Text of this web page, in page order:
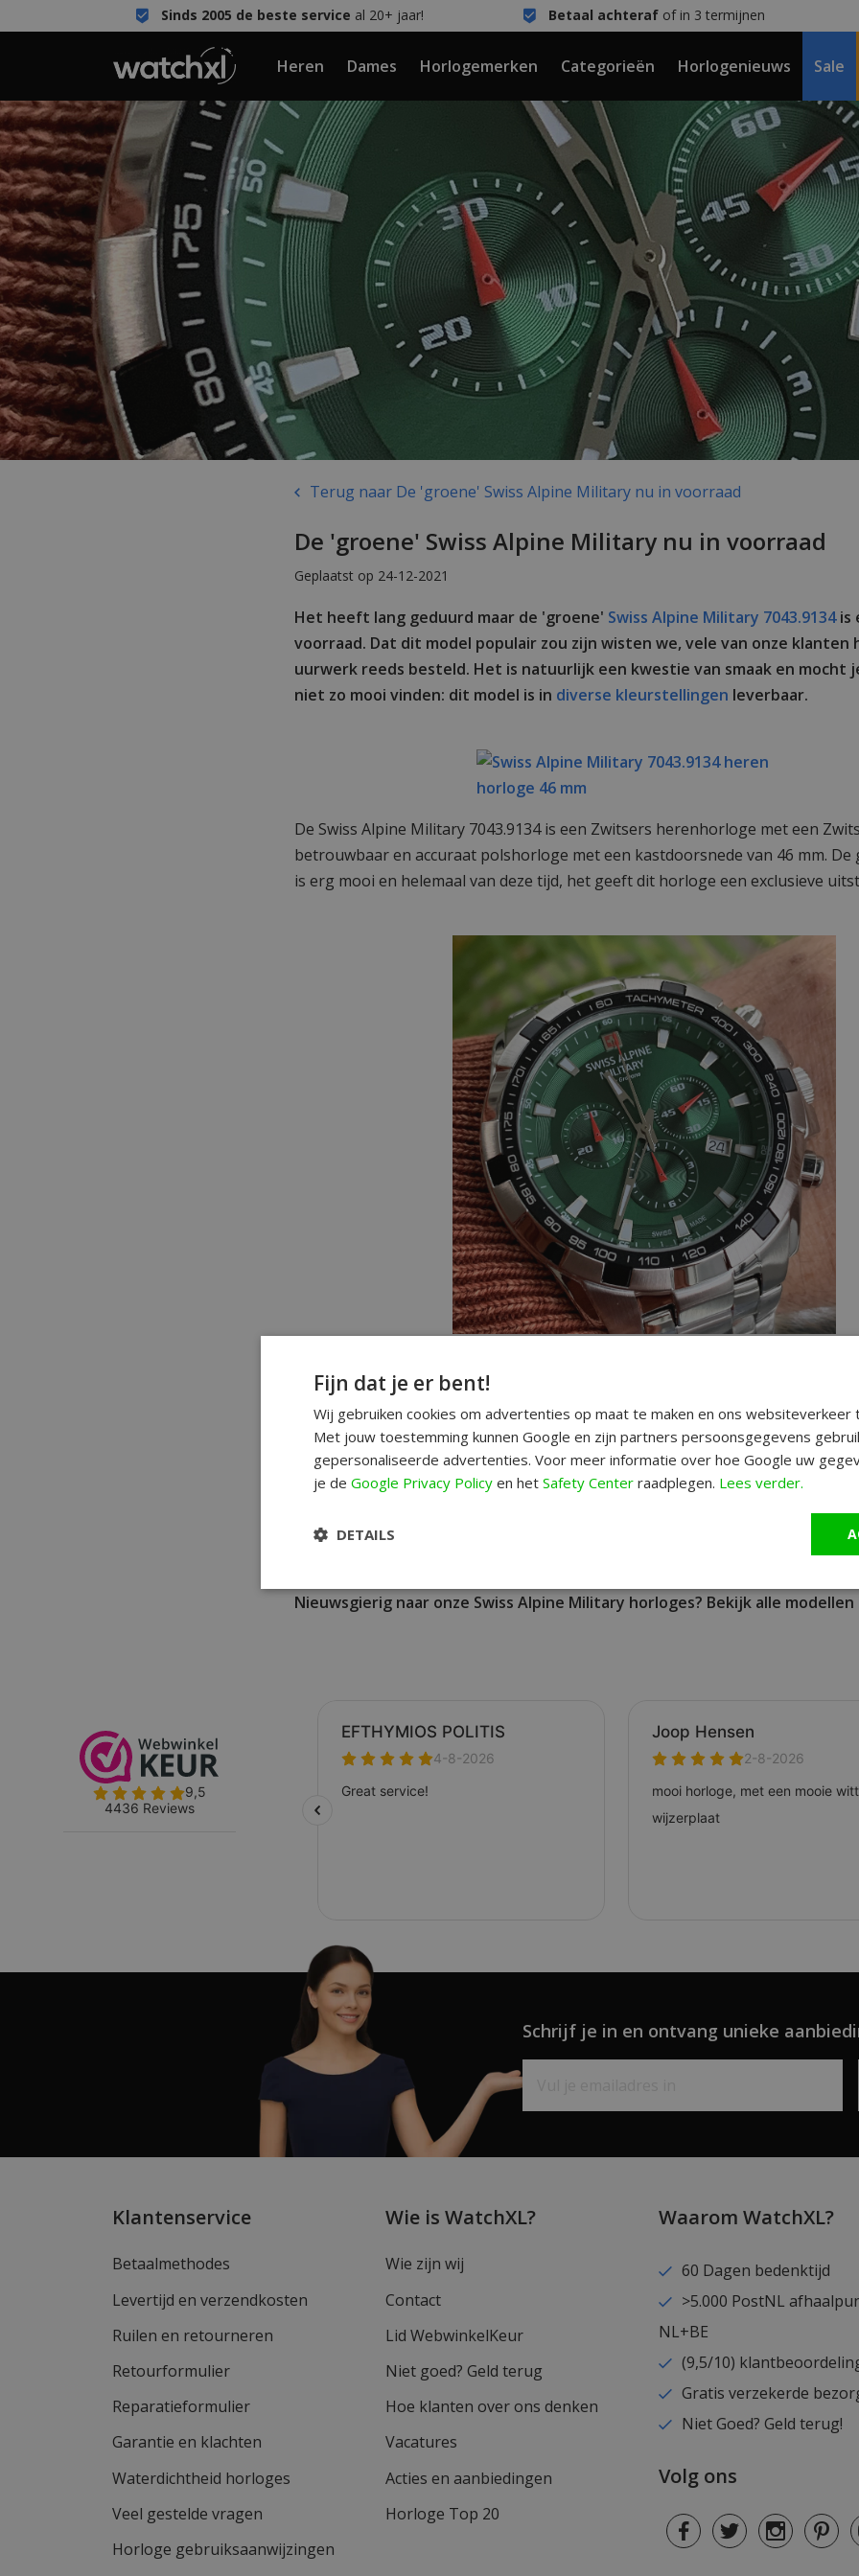
Sinds 2005 de beste service al 20+ jaar! Betaal achterafof in 3 termijnen
Heren Dames Horlogemerken Categorieën Horlogenieuws Sale
Terug naar De 'groene' Swiss Alpine Military nu in voorraad
De 'groene' Swiss Alpine Military nu in voorraad
Geplaatst op 24-12-2021
Het heeft lang geduurd maar de 'groene' Swiss Alpine Military 7043.9134is
voorraad. Dat dit model populair zou zijn wisten we, vele van onze klanten
uurwerk reeds besteld. Het is natuurlijk een kwestie van smaak en mocht
niet zo mooi vinden: dit model is in diverse kleurstellingen leverbaar.
De Swiss Alpine Military 7043.9134 is een Zwitsers herenhorloge met een
betrouwbaar en accuraat polshorloge met een kastdoorsnede van 46 mm.
is erg mooi en helemaal van deze tijd, het geeft dit horloge een exclusieve
✅ Pure Zwitserse kwaliteit - Swiss made
✅ Lichtgevende wijzers en indexen
✅ Chronograaf + tachymeter
Nieuwsgierig naar onze Swiss Alpine Military horloges? Bekijk alle modellen
Schrijf je in en ontvang unieke
Klantenservice
Betaalmethodes
Levertijd en verzendkosten
Ruilen en retourneren
Retourformulier
Reparatieformulier
Garantie en klachten
Waterdichtheid horloges
Veel gestelde vragen
Horloge gebruiksaanwijzingen
Wie is WatchXL?
Wie zijn wij
Contact
Lid WebwinkelKeur
Niet goed? Geld terug
Hoe klanten over ons denken
Vacatures
Acties en aanbiedingen
Horloge Top 20
Waarom WatchXL?
60 Dagen bedenktijd
>5.000 PostNL
NL+BE
(9,5/10)
Gratis verzekerde
Niet Goed? Geld terug!
Volg ons
Fijn dat je er bent!
Wij gebruiken cookies om advertenties op maat te maken en ons websiteverkeer
Met jouw toestemming kunnen Google en zijn partners persoonsgegevens
gepersonaliseerde advertenties. Voor meer informatie over hoe Google uw
je de Google Privacy Policy en het Safety Center raadplegen. Lees verder.
DETAILS